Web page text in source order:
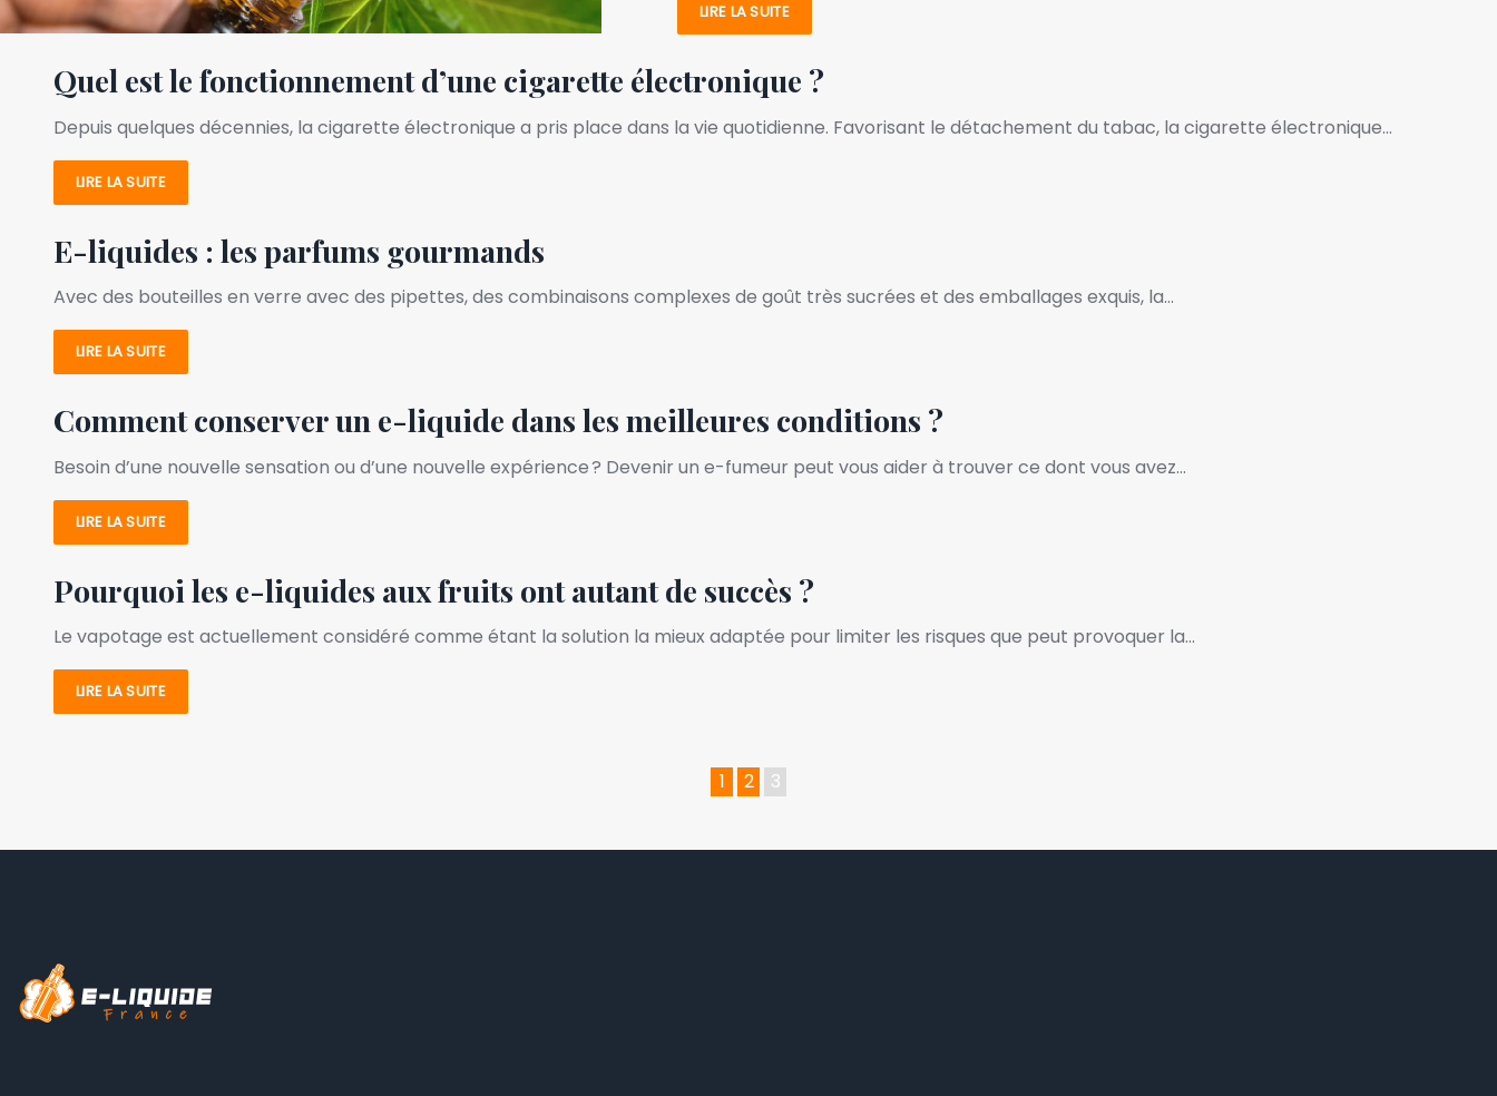
LIRE LA SUITE
Quel est le fonctionnement d’une cigarette électronique ?
Depuis quelques décennies, la cigarette électronique a pris place dans la vie quotidienne. Favorisant le détachement du tabac, la cigarette électronique…
LIRE LA SUITE
E-liquides : les parfums gourmands
Avec des bouteilles en verre avec des pipettes, des combinaisons complexes de goût très sucrées et des emballages exquis, la…
LIRE LA SUITE
Comment conserver un e-liquide dans les meilleures conditions ?
Besoin d’une nouvelle sensation ou d’une nouvelle expérience ? Devenir un e-fumeur peut vous aider à trouver ce dont vous avez…
LIRE LA SUITE
Pourquoi les e-liquides aux fruits ont autant de succès ?
Le vapotage est actuellement considéré comme étant la solution la mieux adaptée pour limiter les risques que peut provoquer la…
LIRE LA SUITE
1 2 3